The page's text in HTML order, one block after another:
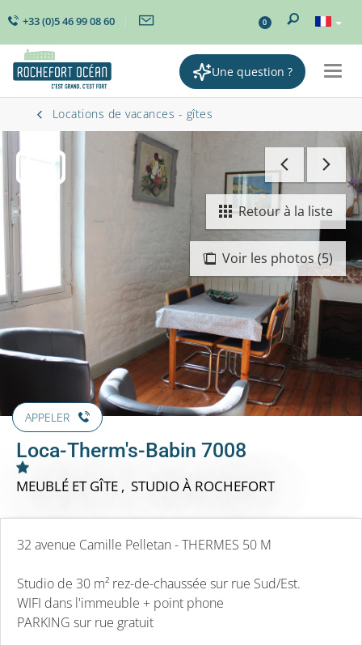
+33 (0)5 46 99 08 60 0
Une question ?
Locations de vacances - gîtes
Voir les photos (5)
Retour à la liste
APPELER
Loca-Therm's-Babin 7008
MEUBLÉ ET GÎTE , STUDIOÀ ROCHEFORT
32 avenue Camille Pelletan - THERMES 50 M
Studio de 30 m² rez-de-chaussée sur rue Sud/Est.
WIFI dans l'immeuble + point phone
PARKING sur rue gratuit